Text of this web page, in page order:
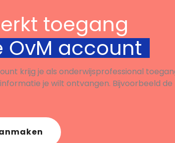
toegang
OvM account
krijg je als onderwijsprofessional
je wilt ontvangen. Bijvoorbeeld